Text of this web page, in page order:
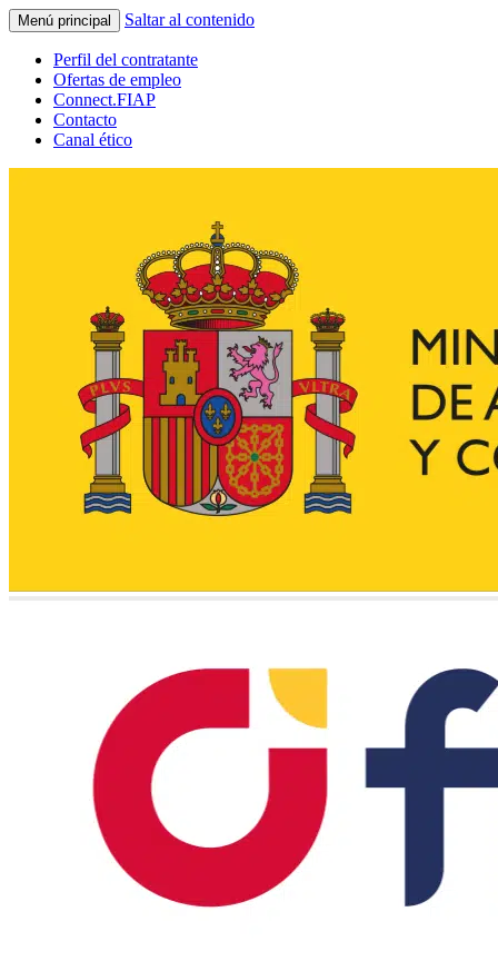
Menú principal Saltar al contenido
Perfil del contratante
Ofertas de empleo
Connect.FIAP
Contacto
Canal ético